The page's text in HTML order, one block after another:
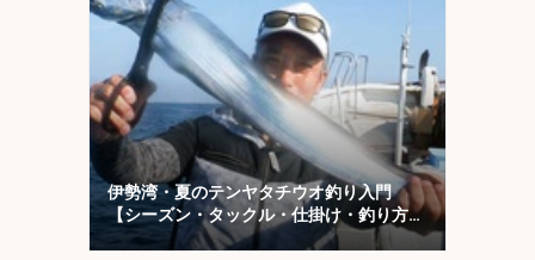
伊勢湾・夏のテンヤタチウオ釣り入門
【シーズン・タックル・仕掛け・釣り方を
解説】